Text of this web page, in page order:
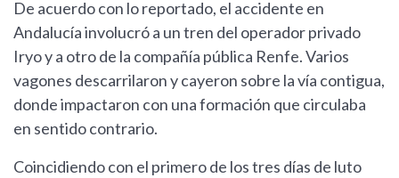
De acuerdo con lo reportado, el accidente en
Andalucía involucró a un tren del operador privado
Iryo y a otro de la compañía pública Renfe. Varios
vagones descarrilaron y cayeron sobre la vía contigua,
donde impactaron con una formación que circulaba
en sentido contrario.
Coincidiendo con el primero de los tres días de luto